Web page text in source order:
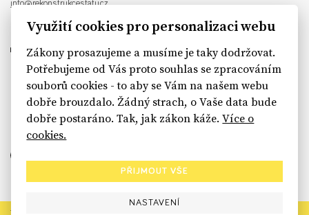
info@rekonstrukcestatu.cz
Návrh a vývoj: Sinfin , ilustrace:
sinfin.digital
Využití cookies pro personalizaci webu
Zákony prosazujeme a musíme je taky dodržovat.
Potřebujeme od Vás proto souhlas se zpracováním
souborů cookies - to aby se Vám na našem webu
dobře brouzdalo. Žádný strach, o Vaše data bude
dobře postaráno. Tak, jak zákon káže.Více o
cookies.
PŘIJMOUT VŠE
NASTAVENÍ